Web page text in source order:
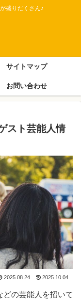
盛りだくさん♪
サイトマップ
お問い合わせ
スト芸能人情
2025.08.24 2025.10.04
の芸能人を招いて